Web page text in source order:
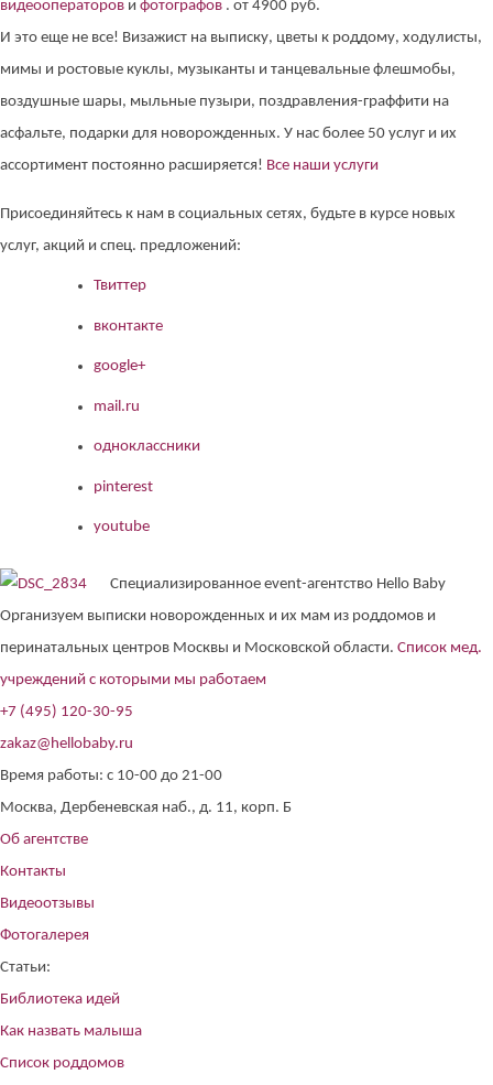
видеооператоров и фотографов . от 4900 руб.
И это еще не все! Визажист на выписку, цветы к роддому, ходулисты,
мимы и ростовые куклы, музыканты и танцевальные флешмобы,
воздушные шары, мыльные пузыри, поздравления-граффити на
асфальте, подарки для новорожденных. У нас более 50 услуг и их
ассортимент постоянно расширяется! Все наши услуги
Присоединяйтесь к нам в социальных сетях, будьте в курсе новых
услуг, акций и спец. предложений:
Твиттер
вконтакте
google+
mail.ru
одноклассники
pinterest
youtube
Специализированное event-агентство Hello Baby
Организуем выписки новорожденных и их мам из роддомов и
перинатальных центров Москвы и Московской области. Список мед.
учреждений с которыми мы работаем
+7 (495) 120-30-95
zakaz@hellobaby.ru
Время работы: с 10-00 до 21-00
Москва, Дербеневская наб., д. 11, корп. Б
Об агентстве
Контакты
Видеоотзывы
Фотогалерея
Статьи:
Библиотека идей
Как назвать малыша
Список роддомов